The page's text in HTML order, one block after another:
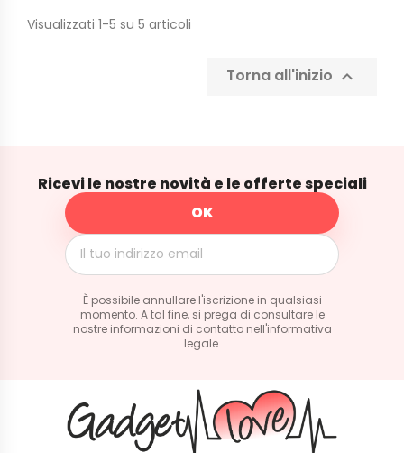
Visualizzati 1-5 su 5 articoli
Torna all'inizio 
Ricevi le nostre novità e le offerte speciali
È possibile annullare l'iscrizione in qualsiasi
momento. A tal fine, si prega di consultare le
nostre informazioni di contatto nell'informativa
legale.